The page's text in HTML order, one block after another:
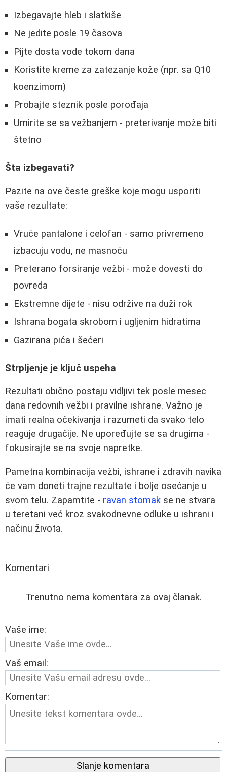
Izbegavajte hleb i slatkiše
Ne jedite posle 19 časova
Pijte dosta vode tokom dana
Koristite kreme za zatezanje kože (npr. sa Q10
koenzimom)
Probajte steznik posle porođaja
Umirite se sa vežbanjem - preterivanje može biti
štetno
Šta izbegavati?
Pazite na ove česte greške koje mogu usporiti
vaše rezultate:
Vruće pantalone i celofan - samo privremeno
izbacuju vodu, ne masnoću
Preterano forsiranje vežbi - može dovesti do
povreda
Ekstremne dijete - nisu održive na duži rok
Ishrana bogata skrobom i ugljenim hidratima
Gazirana pića i šećeri
Strpljenje je ključ uspeha
Rezultati obično postaju vidljivi tek posle mesec
dana redovnih vežbi i pravilne ishrane. Važno je
imati realna očekivanja i razumeti da svako telo
reaguje drugačije. Ne upoređujte se sa drugima -
fokusirajte se na svoje napretke.
Pametna kombinacija vežbi, ishrane i zdravih navika
će vam doneti trajne rezultate i bolje osećanje u
svom telu. Zapamtite - ravan stomak se ne stvara
u teretani već kroz svakodnevne odluke u ishrani i
načinu života.
Komentari
Trenutno nema komentara za ovaj članak.
Vaše ime:
Vaš email:
Komentar:
Slanje komentara